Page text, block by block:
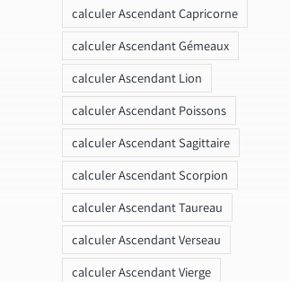
calculer Ascendant Capricorne
calculer Ascendant Gémeaux
calculer Ascendant Lion
calculer Ascendant Poissons
calculer Ascendant Sagittaire
calculer Ascendant Scorpion
calculer Ascendant Taureau
calculer Ascendant Verseau
calculer Ascendant Vierge